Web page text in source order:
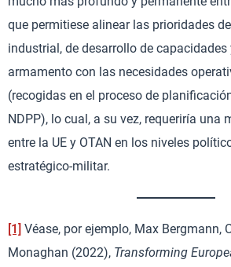
que permitiese alinear las prioridades
industrial, de desarrollo de capacidades
armamento con las necesidades
(recogidas en el proceso de
NDPP), lo cual, a su vez, requeriría una
entre la UE y OTAN en los niveles
estratégico-militar.
[1] Véase, por ejemplo, Max Bergmann,
Monaghan (2022), Transforming